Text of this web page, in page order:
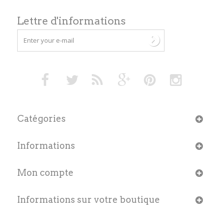
Lettre d'informations
Catégories
Informations
Mon compte
Informations sur votre boutique